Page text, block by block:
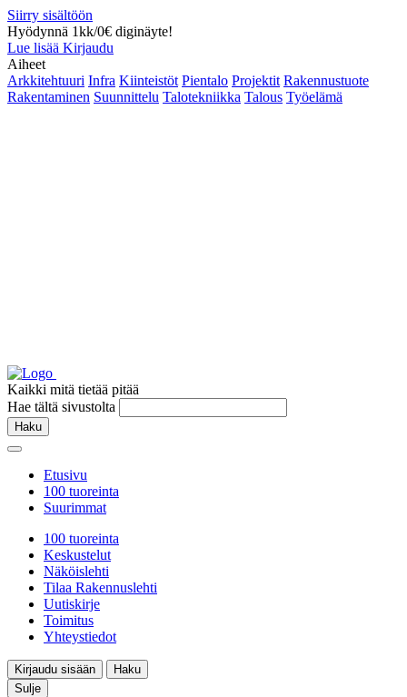
Siirry sisältöön
Hyödynnä 1kk/0€ diginäyte!
Lue lisää Kirjaudu
Aiheet
Arkkitehtuuri Infra Kiinteistöt Pientalo Projektit Rakennustuote
Rakentaminen Suunnittelu Talotekniikka Talous Työelämä
Kaikki mitä tietää pitää
Hae tältä sivustolta
Haku
Etusivu
100 tuoreinta
Suurimmat
100 tuoreinta
Keskustelut
Näköislehti
Tilaa Rakennuslehti
Uutiskirje
Toimitus
Yhteystiedot
Kirjaudu sisään
Haku
Sulje